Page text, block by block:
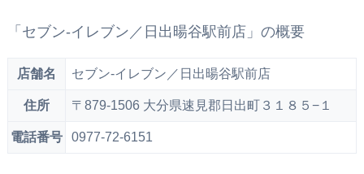
「セブン‐イレブン／日出暘谷駅前店」の概要
店舗名 セブン‐イレブン／日出暘谷駅前店
住所 〒879-1506 大分県速見郡日出町３１８５−１
電話番号 0977-72-6151